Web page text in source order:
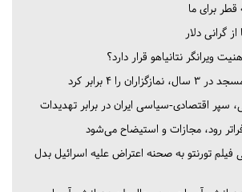
برای ما
گرانی دلار
نتانیاهو قرار دارد؟
را ۴ برابر کرد
سپر اقتصادی-سیاسی ایران در برابر تهدیدات
رود، مجازات و استیضاح می‌شود
فیلم تورنتو به صحنه اعتراض علیه اسرائیل بدل